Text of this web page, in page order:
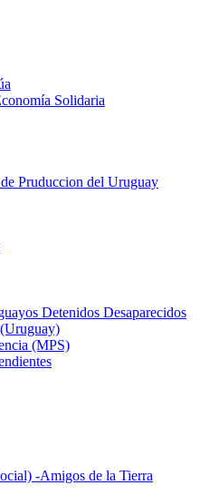
Solidaria
Pruduccion del Uruguay
Detenidos Desaparecidos
(MPS)
-Amigos de la Tierra